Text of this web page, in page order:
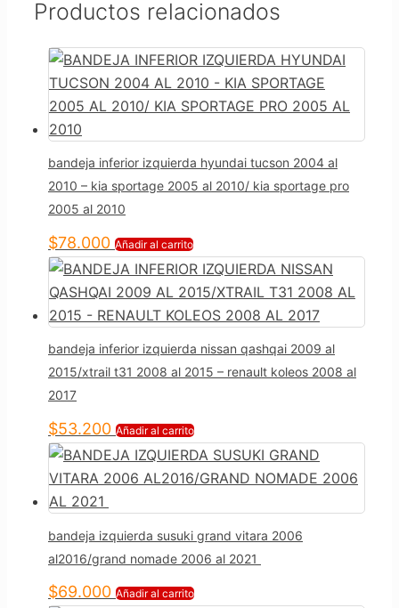
Productos relacionados
bandeja inferior izquierda hyundai tucson 2004 al
2010 – kia sportage 2005 al 2010/ kia sportage pro
2005 al 2010
$78.000 Añadir al carrito
bandeja inferior izquierda nissan qashqai 2009 al
2015/xtrail t31 2008 al 2015 – renault koleos 2008 al
2017
$53.200 Añadir al carrito
bandeja izquierda susuki grand vitara 2006
al2016/grand nomade 2006 al 2021
$69.000 Añadir al carrito